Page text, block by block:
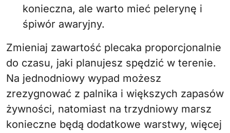
konieczna, ale warto mieć pelerynę i
śpiwór awaryjny.
Zmieniaj zawartość plecaka proporcjonalnie
do czasu, jaki planujesz spędzić w terenie.
Na jednodniowy wypad możesz
zrezygnować z palnika i większych zapasów
żywności, natomiast na trzydniowy marsz
konieczne będą dodatkowe warstwy, więcej